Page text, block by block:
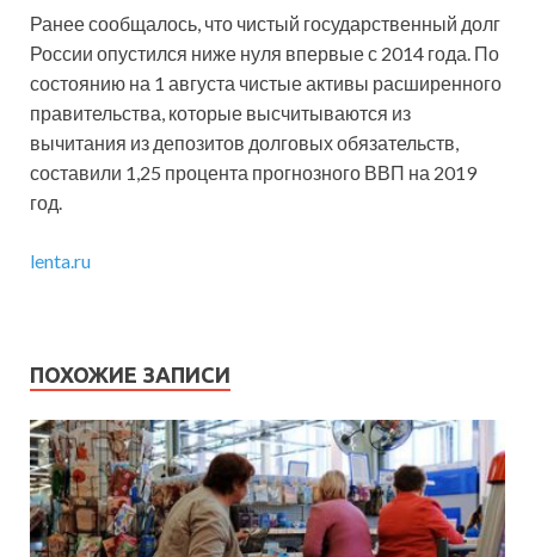
Ранее сообщалось, что чистый государственный долг
России опустился ниже нуля впервые с 2014 года. По
состоянию на 1 августа чистые активы расширенного
правительства, которые высчитываются из
вычитания из депозитов долговых обязательств,
составили 1,25 процента прогнозного ВВП на 2019
год.
lenta.ru
ПОХОЖИЕ ЗАПИСИ